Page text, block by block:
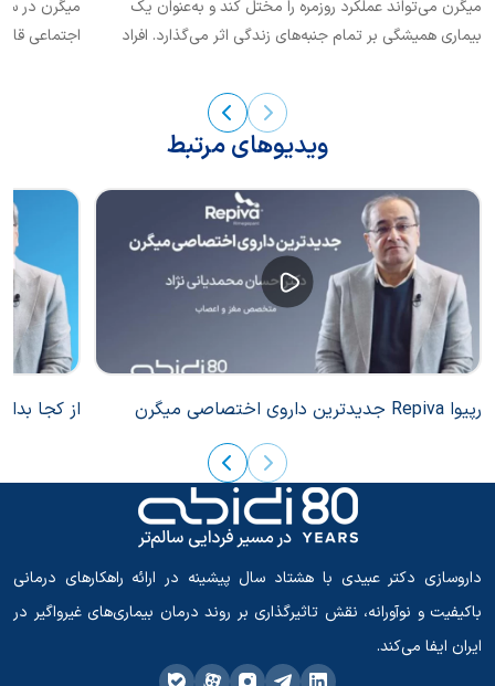
میگرن می‌تواند عملکرد روزمره را مختل ‌کند و به‌عنوان یک
بیماری همیشگی بر تمام جنبه‌های زندگی اثر می‌گذارد. افراد
میگرن در
اجتماعی
ویدیوهای مرتبط
رپیوا Repiva جدیدترین داروی اختصاصی میگرن از کجا
داروسازی دکتر عبیدی با هشتاد سال پیشینه در ارائه راهکارهای درمانی
باکیفیت و نوآورانه، نقش تاثیرگذاری بر روند درمان بیماری‌های غیرواگیر در
ایران ایفا می‌کند.